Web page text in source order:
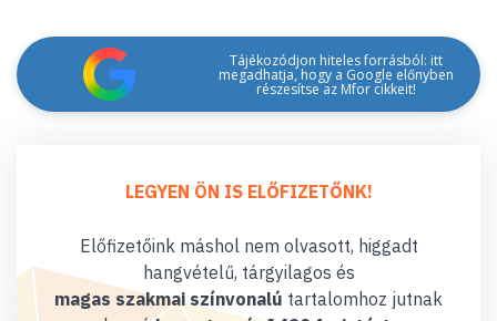
Tájékozódjon hiteles forrásból: itt
megadhatja, hogy a Google előnyben
részesítse az Mfor cikkeit!
LEGYEN ÖN IS ELŐFIZETŐNK!
Előfizetőink máshol nem olvasott, higgadt
hangvételű, tárgyilagos és
magas szakmai színvonalú tartalomhoz jutnak